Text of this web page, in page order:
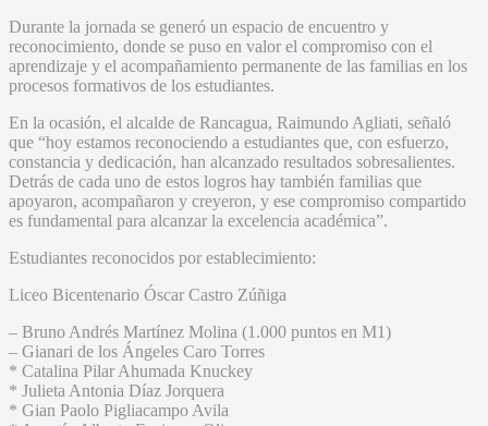
Durante la jornada se generó un espacio de encuentro y
reconocimiento, donde se puso en valor el compromiso con el
aprendizaje y el acompañamiento permanente de las familias en los
procesos formativos de los estudiantes.
En la ocasión, el alcalde de Rancagua, Raimundo Agliati, señaló
que “hoy estamos reconociendo a estudiantes que, con esfuerzo,
constancia y dedicación, han alcanzado resultados sobresalientes.
Detrás de cada uno de estos logros hay también familias que
apoyaron, acompañaron y creyeron, y ese compromiso compartido
es fundamental para alcanzar la excelencia académica”.
Estudiantes reconocidos por establecimiento:
Liceo Bicentenario Óscar Castro Zúñiga
– Bruno Andrés Martínez Molina (1.000 puntos en M1)
– Gianari de los Ángeles Caro Torres
* Catalina Pilar Ahumada Knuckey
* Julieta Antonia Díaz Jorquera
* Gian Paolo Pigliacampo Avila